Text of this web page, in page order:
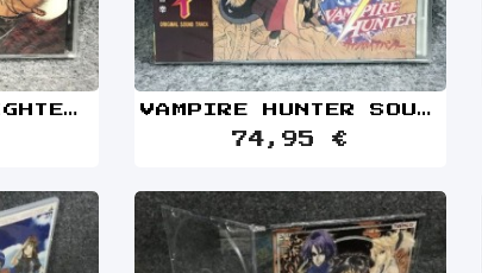
THE KING OF FIGHTERS 2000 SOUNDTRACK NUEVO PRECINTADO SNK VAMPIRE HUNTER SOUNDTRACK NUEVO PRECINTADO BSO SEGA SATURN
74,95 €